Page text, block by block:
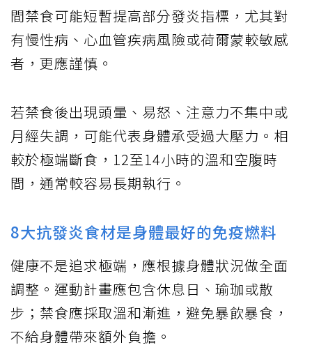
間禁食可能短暫提高部分發炎指標，尤其對
有慢性病、心血管疾病風險或荷爾蒙較敏感
者，更應謹慎。
若禁食後出現頭暈、易怒、注意力不集中或
月經失調，可能代表身體承受過大壓力。相
較於極端斷食，12至14小時的溫和空腹時
間，通常較容易長期執行。
8大抗發炎食材是身體最好的免疫燃料
健康不是追求極端，應根據身體狀況做全面
調整。運動計畫應包含休息日、瑜珈或散
步；禁食應採取溫和漸進，避免暴飲暴食，
不給身體帶來額外負擔。